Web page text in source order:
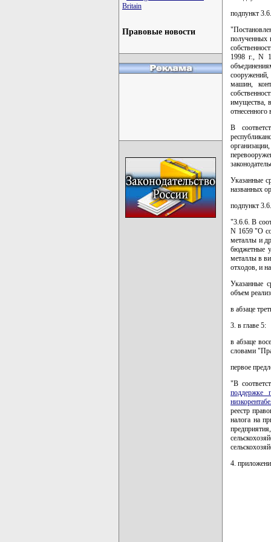
Britain
Правовые новости
подпункт
полученных
1998 г., N
сооружений,
машин,
имущества,
В
Указанные
названных
подпункт
"3.6.6. В
N 1659 "О
металлы и
бюджетные
металлы в
отходов, и
Указанные
объем
в абзаце
3. в главе 5:
в абзаце
словами
первое
"В
поддержке
реестр
налога на
4.